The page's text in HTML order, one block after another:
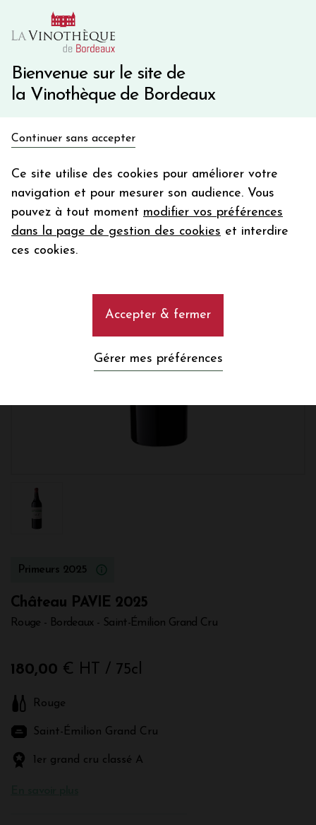
Bienvenue sur le site de
la Vinothèque de Bordeaux
Continuer sans accepter
Ce site utilise des cookies pour améliorer votre
navigation et pour mesurer son audience. Vous
pouvez à tout moment modifier vos préférences
dans la page de gestion des cookies et interdire
ces cookies.
Accepter & fermer
Gérer mes préférences
10€ de remise immédiate sur votre première commande
Une question ?
Primeurs 2025
Château PAVIE 2025
Rouge - Bordeaux - Saint-Émilion Grand Cru
180,00 € HT / 75cl
Rouge
Saint-Émilion Grand Cru
1er grand cru classé A
en bon d'achat
Votre
email
En m’abonnant, j’accepte de recevoir la newsletter de la